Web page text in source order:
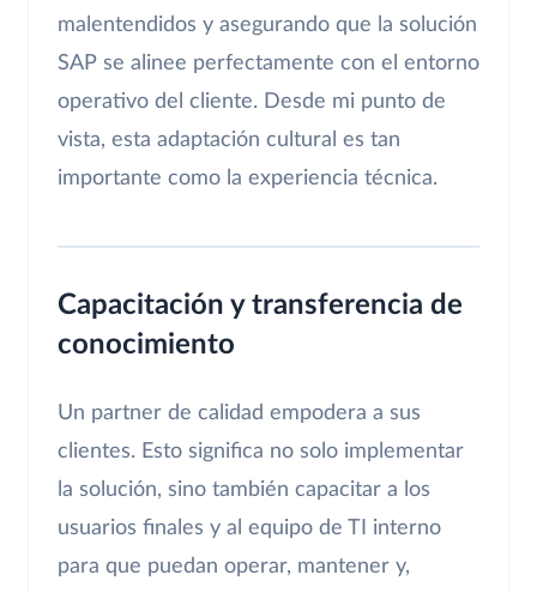
malentendidos y asegurando que la solución
SAP se alinee perfectamente con el entorno
operativo del cliente. Desde mi punto de
vista, esta adaptación cultural es tan
importante como la experiencia técnica.
Capacitación y transferencia de
conocimiento
Un partner de calidad empodera a sus
clientes. Esto significa no solo implementar
la solución, sino también capacitar a los
usuarios finales y al equipo de TI interno
para que puedan operar, mantener y,